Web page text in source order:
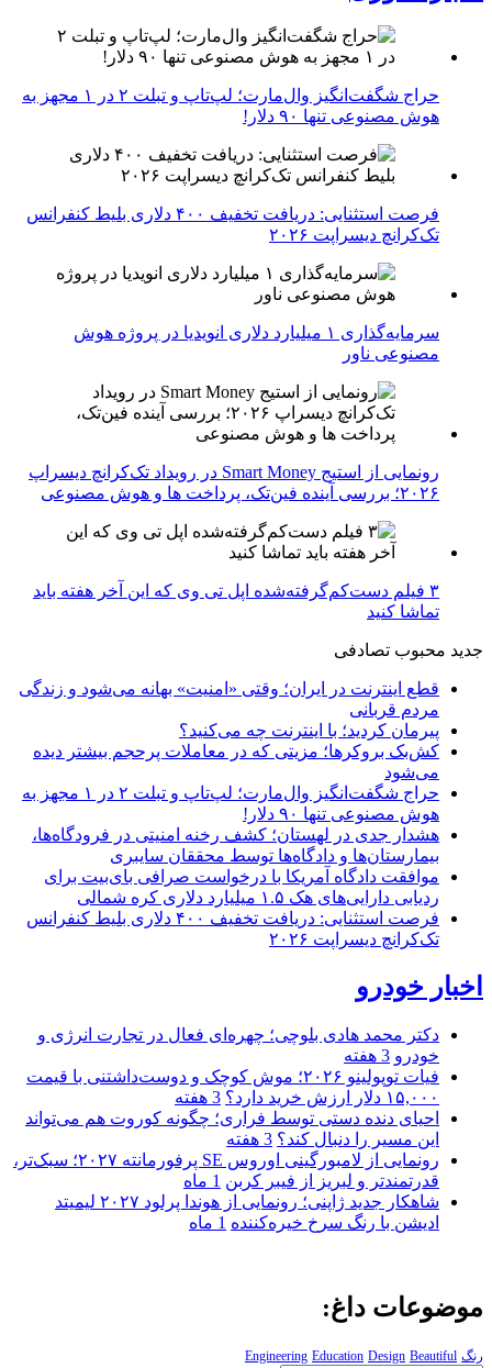
حراج شگفت‌انگیز وال‌مارت؛ لپ‌تاپ و تبلت ۲ در ۱ مجهز به
هوش مصنوعی تنها ۹۰ دلار!
فرصت استثنایی: دریافت تخفیف ۴۰۰ دلاری بلیط کنفرانس
تک‌کرانچ دیسراپت ۲۰۲۶
سرمایه‌گذاری ۱ میلیارد دلاری انویدیا در پروژه هوش
مصنوعی ناور
رونمایی از استیج Smart Money در رویداد تک‌کرانچ دیسراپ
۲۰۲۶؛ بررسی آینده فین‌تک، پرداخت‌ ها و هوش مصنوعی
۳ فیلم دست‌کم‌گرفته‌شده اپل تی وی که این آخر هفته باید
تماشا کنید
جدید محبوب تصادفی
قطع اینترنت در ایران؛ وقتی «امنیت» بهانه می‌شود و زندگی
مردم قربانی
پیرمان کردید؛ با اینترنت چه می‌کنید؟
کش‌بک بروکرها؛ مزیتی که در معاملات پرحجم بیشتر دیده
می‌شود
حراج شگفت‌انگیز وال‌مارت؛ لپ‌تاپ و تبلت ۲ در ۱ مجهز به
هوش مصنوعی تنها ۹۰ دلار!
هشدار جدی در لهستان؛ کشف رخنه امنیتی در فرودگاه‌ها،
بیمارستان‌ها و دادگاه‌ها توسط محققان سایبری
موافقت دادگاه آمریکا با درخواست صرافی بای‌بیت برای
ردیابی دارایی‌های هک ۱.۵ میلیارد دلاری کره شمالی
فرصت استثنایی: دریافت تخفیف ۴۰۰ دلاری بلیط کنفرانس
تک‌کرانچ دیسراپت ۲۰۲۶
اخبار خودرو
دکتر محمد هادی بلوچی؛ چهره‌ای فعال در تجارت انرژی و
خودرو 3 هفته
فیات توپولینو ۲۰۲۶؛ موش کوچک و دوست‌داشتنی با قیمت
۱۵,۰۰۰ دلار ارزش خرید دارد؟
3 هفته
احیای دنده دستی توسط فراری؛ چگونه کوروت هم می‌تواند
این مسیر را دنبال کند؟ 3 هفته
رونمایی از لامبورگینی اوروس SE پرفورمانته ۲۰۲۷؛ سبک‌تر،
قدرتمندتر و لبریز از فیبر کربن 1 ماه
شاهکار جدید ژاپنی؛ رونمایی از هوندا پرلود ۲۰۲۷ لیمیتد
ادیشن با رنگ سرخ خیره‌کننده 1 ماه
موضوعات داغ:
رنگ Engineering Education Design Beautiful